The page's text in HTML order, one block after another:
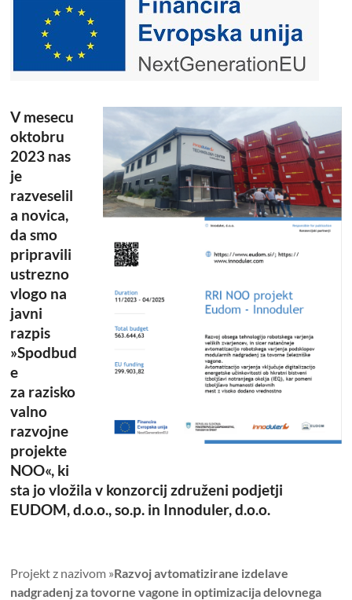
V mesecu
oktobru
2023 nas
je
razveselil
a novica,
da smo
pripravili
ustrezno
vlogo na
javni
razpis
»Spodbud
e
za razisko
valno
razvojne
projekte
NOO«, ki
sta jo vložila v konzorcij združeni podjetji
EUDOM, d.o.o., so.p. in Innoduler, d.o.o.
Projekt z nazivom »Razvoj avtomatizirane izdelave
nadgradenj za tovorne vagone in optimizacija delovnega